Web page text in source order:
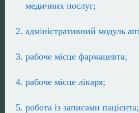
медичних послуг;
адміністративний модуль
рабоче місце фармацевта;
рабоче місце лікаря;
робота із записами пацієнта;